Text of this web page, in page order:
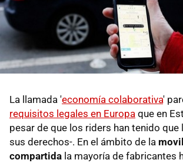
La llamada 'economía colaborativa'
requisitos legales en Europa que en
pesar de que los riders han tenido que
sus derechos-. En el ámbito de la
compartida la mayoría de fabricantes